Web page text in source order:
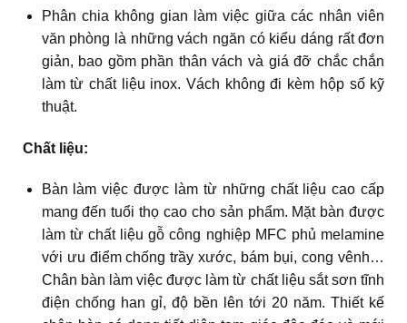
Phân chia không gian làm việc giữa các nhân viên
văn phòng là những vách ngăn có kiểu dáng rất đơn
giản, bao gồm phần thân vách và giá đỡ chắc chắn
làm từ chất liệu inox. Vách không đi kèm hộp số kỹ
thuật.
Chất liệu:
Bàn làm việc được làm từ những chất liệu cao cấp
mang đến tuổi thọ cao cho sản phẩm. Mặt bàn được
làm từ chất liệu gỗ công nghiệp MFC phủ melamine
với ưu điểm chống trầy xước, bám bụi, cong vênh…
Chân bàn làm việc được làm từ chất liệu sắt sơn tĩnh
điện chống han gỉ, độ bền lên tới 20 năm. Thiết kế